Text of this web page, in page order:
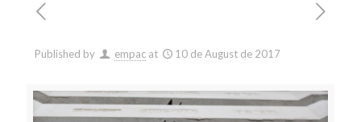
Published by empac at 10 de August de 2017